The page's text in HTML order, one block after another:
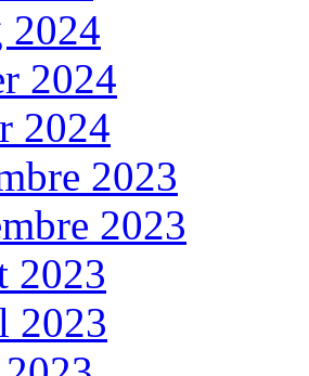
2024
2024
2024
2023
2023
2023
2023